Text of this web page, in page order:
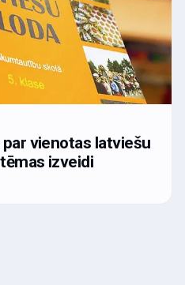
vienotas latviešu
izveidi